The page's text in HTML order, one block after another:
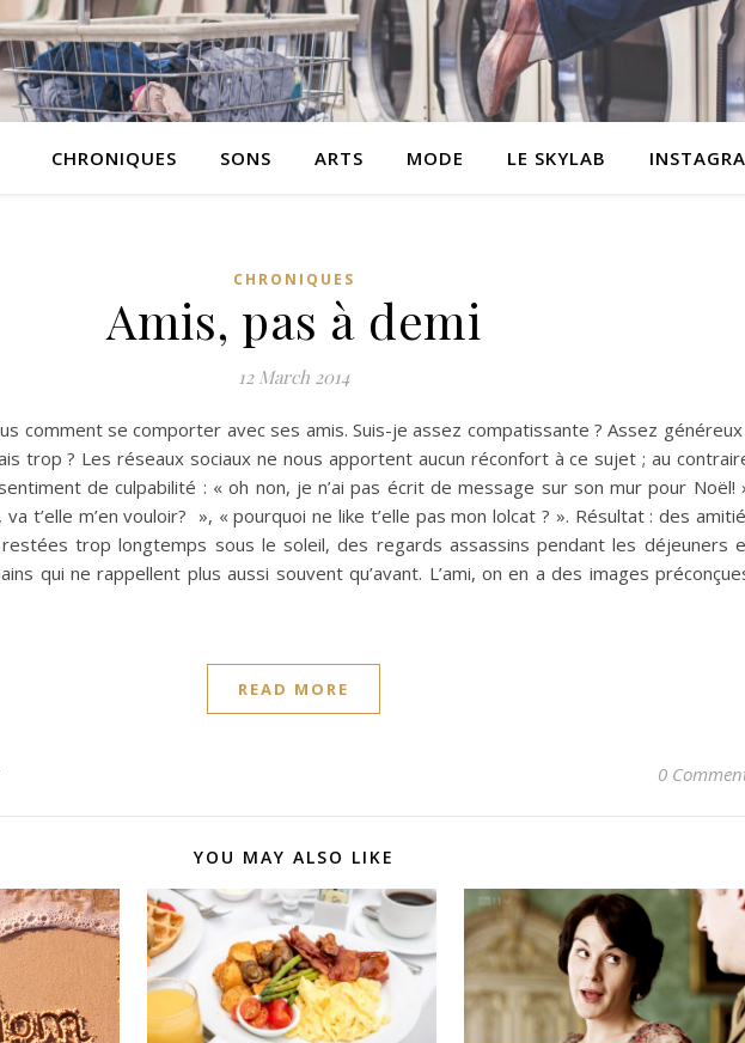
CHRONIQUES SONS ARTS MODE LE SKYLAB
CHRONIQUES
Amis, pas à demi
12 March 2014
comment se comporter avec ses amis. Suis-je assez compatissante ? Assez généreux
trop ? Les réseaux sociaux ne nous apportent aucun réconfort à ce sujet ; au
de culpabilité : « oh non, je n’ai pas écrit de message sur son mur pour Noël!
va t’elle m’en vouloir? », « pourquoi ne like t’elle pas mon lolcat ? ». Résultat : des
trop longtemps sous le soleil, des regards assassins pendant les déjeuners
qui ne rappellent plus aussi souvent qu’avant. L’ami, on en a des images
READ MORE
0
YOU MAY ALSO LIKE